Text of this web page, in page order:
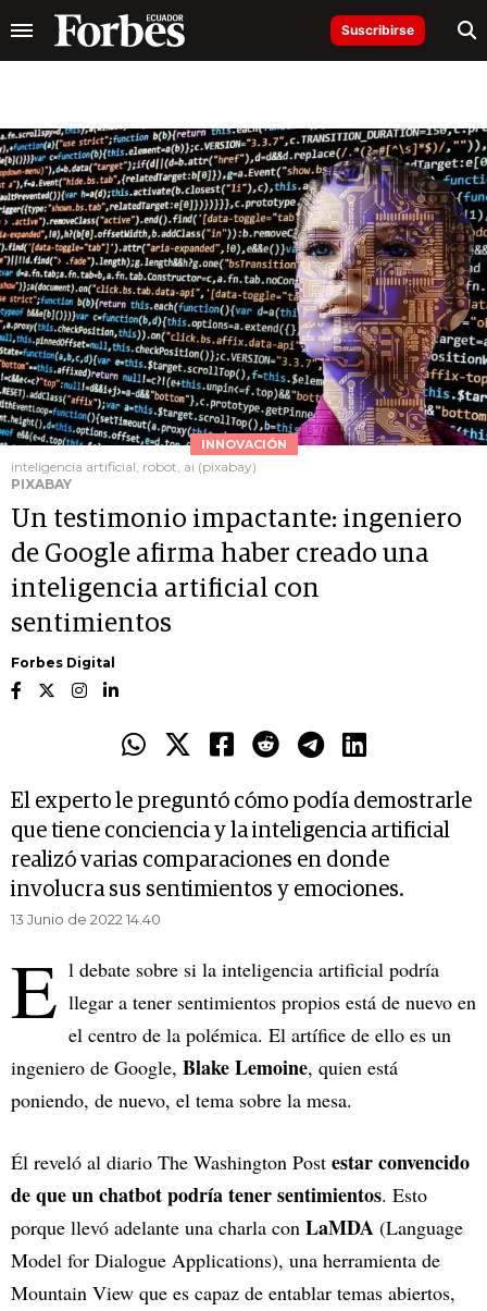
Suscribirse
INNOVACIÓN
inteligencia artificial, robot, ai (pixabay)
PIXABAY
Un testimonio impactante: ingeniero
de Google afirma haber creado una
inteligencia artificial con
sentimientos
Forbes Digital
El experto le preguntó cómo podía demostrarle
que tiene conciencia y la inteligencia artificial
realizó varias comparaciones en donde
involucra sus sentimientos y emociones.
13 Junio de 2022 14.40
E l debate sobre si la inteligencia artificial podría
llegar a tener sentimientos propios está de nuevo en
el centro de la polémica. El artífice de ello es un
ingeniero de Google, Blake Lemoine, quien está
poniendo, de nuevo, el tema sobre la mesa.
Él reveló al diario The Washington Post estar convencido
de que un chatbot podría tener sentimientos. Esto
porque llevó adelante una charla con LaMDA (Language
Model for Dialogue Applications), una herramienta de
Mountain View que es capaz de entablar temas abiertos,